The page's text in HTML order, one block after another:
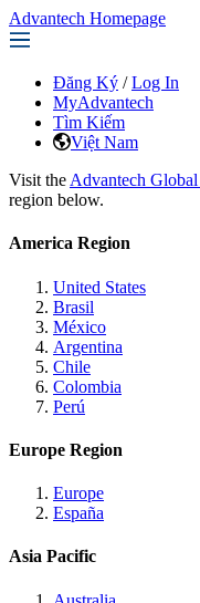
Advantech Homepage
Đăng Ký / Log In
MyAdvantech
Tìm Kiếm
Việt Nam
Visit the Advantech
region below.
America Region
United States
Brasil
México
Argentina
Chile
Colombia
Perú
Europe Region
Europe
España
Asia Pacific